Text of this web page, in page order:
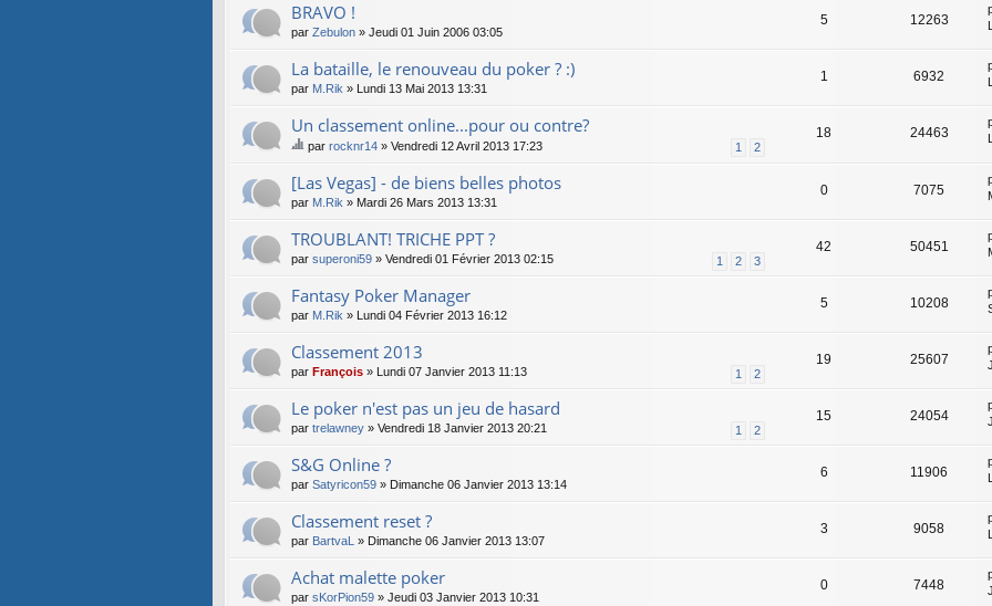
BRAVO !
par Zebulon » Jeudi 01 Juin 2006 03:05
5 12263
La bataille, le renouveau du poker ? :)
par M.Rik » Lundi 13 Mai 2013 13:31
1 6932
Un classement online...pour ou contre?
1 2
e
su
jet
co
en
t
un
so
nd
e.
par rocknr14 » Vendredi 12 Avril 2013 17:23
18 24463
[Las Vegas] - de biens belles photos
par M.Rik » Mardi 26 Mars 2013 13:31
0 7075
TROUBLANT! TRICHE PPT ?
1 2 3
par superoni59 » Vendredi 01 Février 2013 02:15
42 50451
Fantasy Poker Manager
par M.Rik » Lundi 04 Février 2013 16:12
5 10208
Classement 2013
1 2
par François » Lundi 07 Janvier 2013 11:13
19 25607
Le poker n'est pas un jeu de hasard
1 2
par trelawney » Vendredi 18 Janvier 2013 20:21
15 24054
S&G Online ?
par Satyricon59 » Dimanche 06 Janvier 2013 13:14
6 11906
Classement reset ?
par BartvaL » Dimanche 06 Janvier 2013 13:07
3 9058
Achat malette poker
par sKorPion59 » Jeudi 03 Janvier 2013 10:31
0 7448